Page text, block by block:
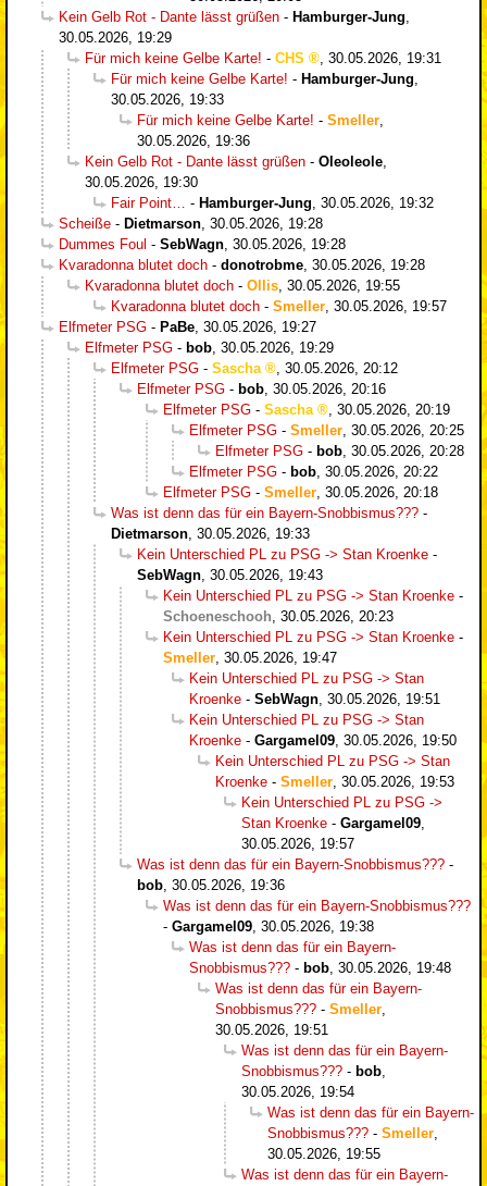
Kein Gelb Rot - Dante lässt grüßen - Hamburger-Jung,
30.05.2026, 19:29
Für mich keine Gelbe Karte! - CHS , 30.05.2026, 19:31
Für mich keine Gelbe Karte! - Hamburger-Jung,
30.05.2026, 19:33
Für mich keine Gelbe Karte! - Smeller,
30.05.2026, 19:36
Kein Gelb Rot - Dante lässt grüßen - Oleoleole,
30.05.2026, 19:30
Fair Point… - Hamburger-Jung, 30.05.2026, 19:32
Scheiße - Dietmarson, 30.05.2026, 19:28
Dummes Foul - SebWagn, 30.05.2026, 19:28
Kvaradonna blutet doch - donotrobme, 30.05.2026, 19:28
Kvaradonna blutet doch - Ollis, 30.05.2026, 19:55
Kvaradonna blutet doch - Smeller, 30.05.2026, 19:57
Elfmeter PSG - PaBe, 30.05.2026, 19:27
Elfmeter PSG - bob, 30.05.2026, 19:29
Elfmeter PSG - Sascha , 30.05.2026, 20:12
Elfmeter PSG - bob, 30.05.2026, 20:16
Elfmeter PSG - Sascha , 30.05.2026, 20:19
Elfmeter PSG - Smeller, 30.05.2026, 20:25
Elfmeter PSG - bob, 30.05.2026, 20:28
Elfmeter PSG - bob, 30.05.2026, 20:22
Elfmeter PSG - Smeller, 30.05.2026, 20:18
Was ist denn das für ein Bayern-Snobbismus??? -
Dietmarson, 30.05.2026, 19:33
Kein Unterschied PL zu PSG -> Stan Kroenke -
SebWagn, 30.05.2026, 19:43
Kein Unterschied PL zu PSG -> Stan Kroenke -
Schoeneschooh, 30.05.2026, 20:23
Kein Unterschied PL zu PSG -> Stan Kroenke -
Smeller, 30.05.2026, 19:47
Kein Unterschied PL zu PSG -> Stan
Kroenke - SebWagn, 30.05.2026, 19:51
Kein Unterschied PL zu PSG -> Stan
Kroenke - Gargamel09, 30.05.2026, 19:50
Kein Unterschied PL zu PSG -> Stan
Kroenke - Smeller, 30.05.2026, 19:53
Kein Unterschied PL zu PSG ->
Stan Kroenke - Gargamel09,
30.05.2026, 19:57
Was ist denn das für ein Bayern-Snobbismus??? -
bob, 30.05.2026, 19:36
Was ist denn das für ein Bayern-Snobbismus???
- Gargamel09, 30.05.2026, 19:38
Was ist denn das für ein Bayern-
Snobbismus??? - bob, 30.05.2026, 19:48
Was ist denn das für ein Bayern-
Snobbismus??? - Smeller,
30.05.2026, 19:51
Was ist denn das für ein Bayern-
Snobbismus??? - bob,
30.05.2026, 19:54
Was ist denn das für ein Bayern-
Snobbismus??? - Smeller,
30.05.2026, 19:55
Was ist denn das für ein Bayern-